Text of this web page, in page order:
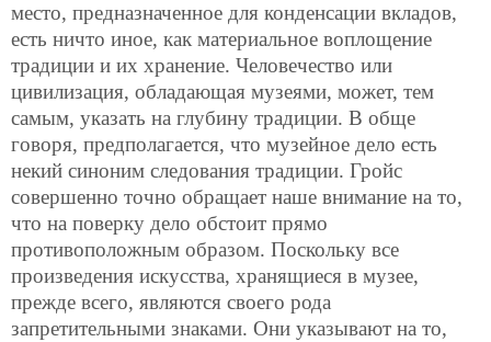
место, предназначенное для конденсации вкладов,
есть ничто иное, как материальное воплощение
традиции и их хранение. Человечество или
цивилизация, обладающая музеями, может, тем
самым, указать на глубину традиции. В обще
говоря, предполагается, что музейное дело есть
некий синоним следования традиции. Гройс
совершенно точно обращает наше внимание на то,
что на поверку дело обстоит прямо
противоположным образом. Поскольку все
произведения искусства, хранящиеся в музее,
прежде всего, являются своего рода
запретительными знаками. Они указывают на то,